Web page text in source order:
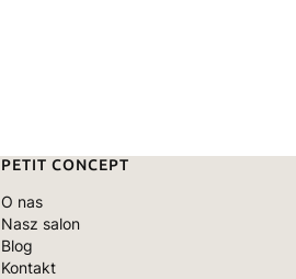
Linki w stopce
PETIT CONCEPT
O nas
Nasz salon
Blog
Kontakt